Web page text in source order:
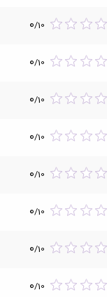
0/10
0/10
0/10
0/10
0/10
0/10
0/10
0/10